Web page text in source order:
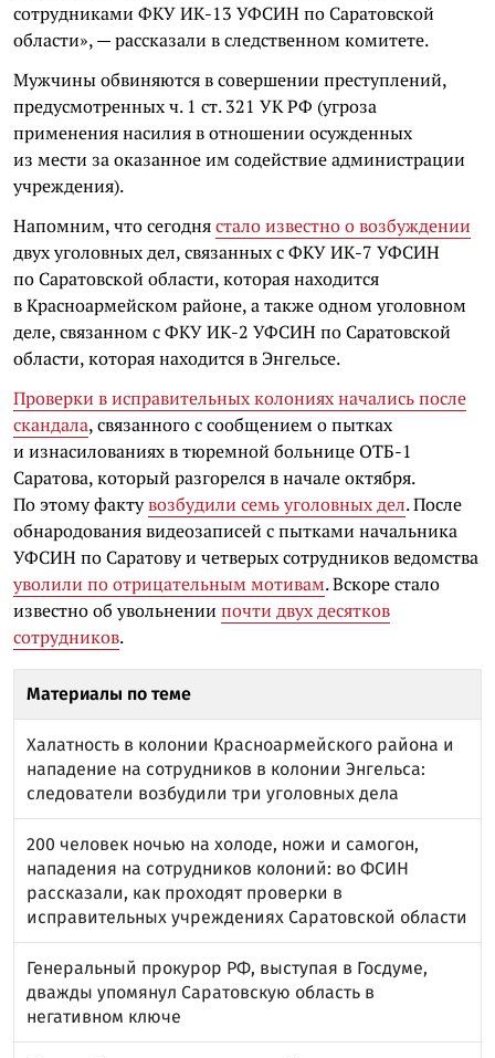
сотрудниками ФКУ ИК-13 УФСИН по Саратовской
области», — рассказали в следственном комитете.
Мужчины обвиняются в совершении преступлений,
предусмотренных ч. 1 ст. 321 УК РФ (угроза
применения насилия в отношении осужденных
из мести за оказанное им содействие администрации
учреждения).
Напомним, что сегоднястало известно о возбуждении
двух уголовных дел, связанных с ФКУ ИК-7 УФСИН
по Саратовской области, которая находится
в Красноармейском районе, а также одном уголовном
деле, связанном с ФКУ ИК-2 УФСИН по Саратовской
области, которая находится в Энгельсе.
Проверки в исправительных колониях начались после
скандала, связанного с сообщением о пытках
и изнасилованиях в тюремной больнице ОТБ-1
Саратова, который разгорелся в начале октября.
По этому фактувозбудили семь уголовных дел. После
обнародования видеозаписей с пытками начальника
УФСИН по Саратову и четверых сотрудников ведомства
уволили по отрицательным мотивам. Вскоре стало
известно об увольнении почти двух десятков
сотрудников.
Материалы по теме
Халатность в колонии Красноармейского района и
нападение на сотрудников в колонии Энгельса:
следователи возбудили три уголовных дела
200 человек ночью на холоде, ножи и самогон,
нападения на сотрудников колоний: во ФСИН
рассказали, как проходят проверки в
исправительных учреждениях Саратовской области
Генеральный прокурор РФ, выступая в Госдуме,
дважды упомянул Саратовскую область в
негативном ключе